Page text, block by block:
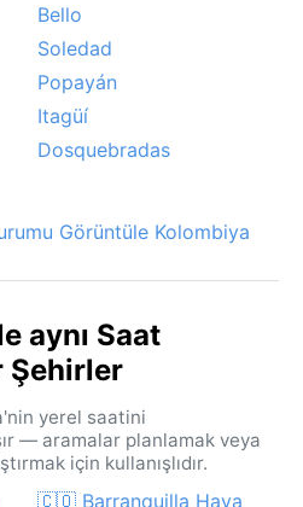
Bello
Soledad
Popayán
Itagüí
Dosquebradas
Görüntüle Kolombiya
aynı Saat
Şehirler
yerel saatini
— aramalar planlamak veya
için kullanışlıdır.
🇨🇴 Barranquilla Hava